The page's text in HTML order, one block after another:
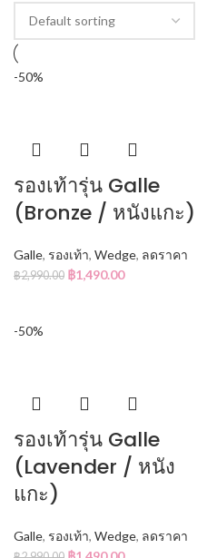
-50%
รองเท้ารุ่น Galle
(Bronze / หนังแกะ)
Galle, รองเท้า, Wedge, ลดราคา
฿2,990.00 ฿1,490.00
-50%
รองเท้ารุ่น Galle
(Lavender / หนัง
แกะ)
Galle, รองเท้า, Wedge, ลดราคา